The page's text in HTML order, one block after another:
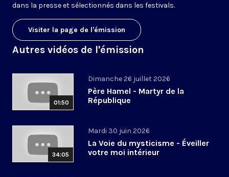
dans la presse et sélectionnés dans les festivals.
Visiter la page de l'émission
Autres vidéos de l'émission
01:50
Dimanche 26 juillet 2026
Père Hamel - Martyr de la
République
34:05
Mardi 30 juin 2026
La Voie du mysticisme - Éveiller
votre moi intérieur